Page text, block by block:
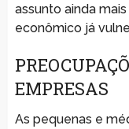
assunto ainda
econômico já
EMPRESAS
As pequenas e